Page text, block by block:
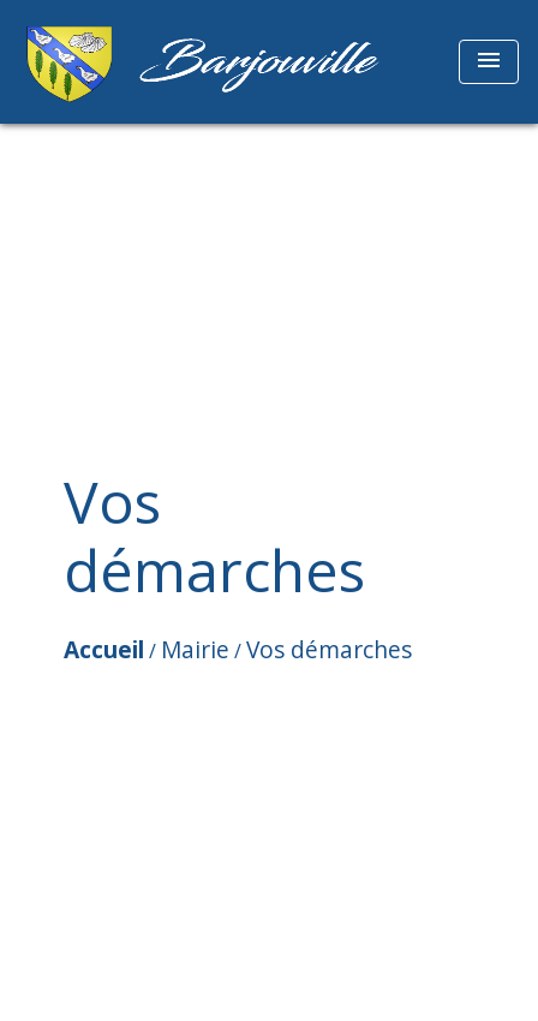
menu
Vos
démarches
Accueil / Mairie /Vos démarches